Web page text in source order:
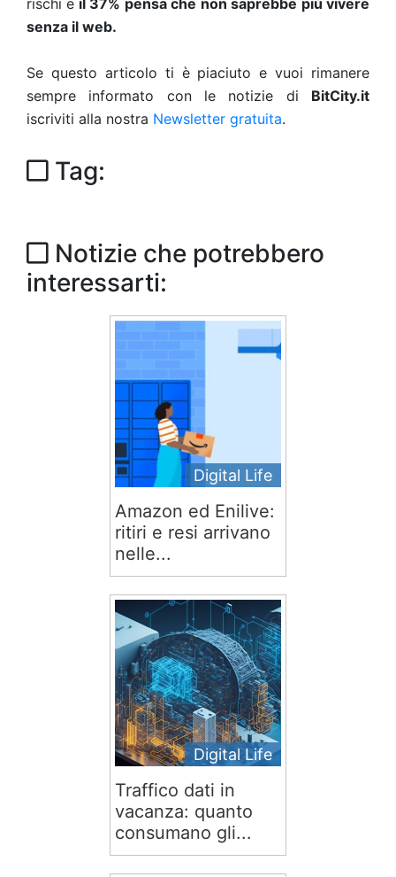
rischi e il 37% pensa che non saprebbe più vivere
senza il web.
Se questo articolo ti è piaciuto e vuoi rimanere
sempre informato con le notizie di BitCity.it
iscriviti alla nostra Newsletter gratuita.
Tag:
Notizie che potrebbero
interessarti:
Digital Life
Amazon ed Enilive:
ritiri e resi arrivano
nelle...
Digital Life
Traffico dati in
vacanza: quanto
consumano gli...